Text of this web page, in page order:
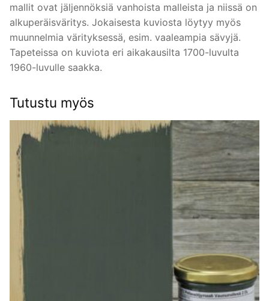
mallit ovat jäljennöksiä vanhoista malleista ja niissä on
alkuperäisväritys. Jokaisesta kuviosta löytyy myös
muunnelmia värityksessä, esim. vaaleampia sävyjä.
Tapeteissa on kuviota eri aikakausilta 1700-luvulta
1960-luvulle saakka.
Tutustu myös